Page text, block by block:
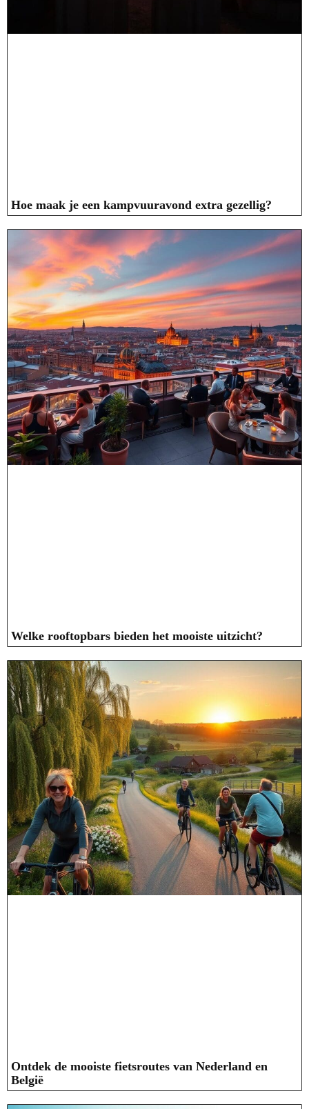
Hoe maak je een kampvuuravond extra gezellig?
Welke rooftopbars bieden het mooiste uitzicht?
Ontdek de mooiste fietsroutes van Nederland en
België